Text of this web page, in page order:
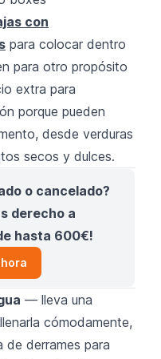
con
para colocar dentro
para otro propósito
extra para
porque pueden
desde verduras
secos y dulces.
o cancelado?
derecho a
hasta 600€!
— lleva una
cómodamente,
de derrames para